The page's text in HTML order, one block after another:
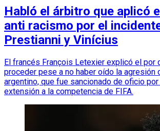
Habló el árbitro que aplicó
anti racismo por el
Prestianni y Vinícius
El francés François Letexier explicó el por
proceder pese a no haber oído la agresión
argentino, que fue sancionado de oficio por
extensión a la competencia de FIFA.